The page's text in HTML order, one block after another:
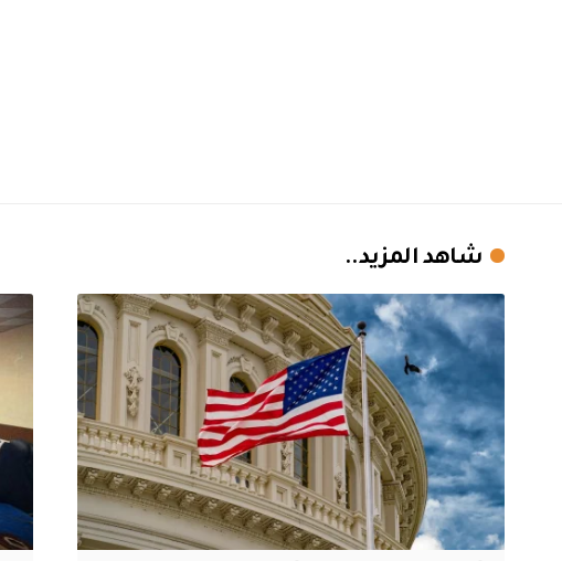
شاهد المزيد..